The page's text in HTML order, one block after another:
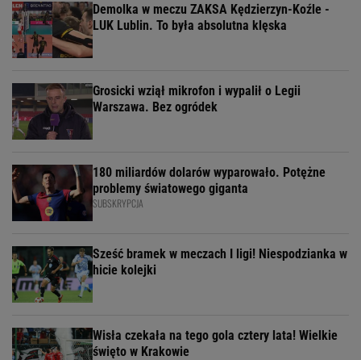
Demolka w meczu ZAKSA Kędzierzyn-Koźle -
LUK Lublin. To była absolutna klęska
Grosicki wziął mikrofon i wypalił o Legii
Warszawa. Bez ogródek
180 miliardów dolarów wyparowało. Potężne
problemy światowego giganta
SUBSKRYPCJA
Sześć bramek w meczach I ligi! Niespodzianka w
hicie kolejki
Wisła czekała na tego gola cztery lata! Wielkie
święto w Krakowie